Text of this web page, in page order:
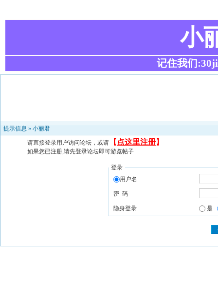
小
记住我们
提示信息 » 小丽君
请直接登录用户访问论坛，或请 【 点这里注册】
如果您已注册,请先登录论坛即可游览帖子
登录
用户名
密 码
隐身登录 是